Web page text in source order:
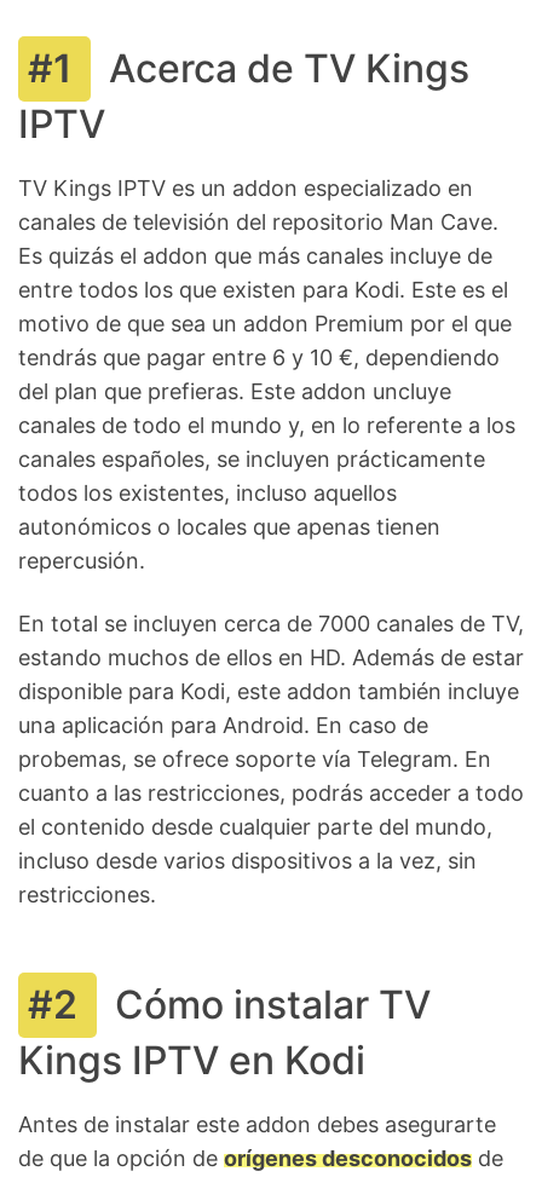
Acerca de TV Kings
IPTV
TV Kings IPTV es un addon especializado en
canales de televisión del repositorio Man Cave.
Es quizás el addon que más canales incluye de
entre todos los que existen para Kodi. Este es el
motivo de que sea un addon Premium por el que
tendrás que pagar entre 6 y 10 €, dependiendo
del plan que prefieras. Este addon uncluye
canales de todo el mundo y, en lo referente a los
canales españoles, se incluyen prácticamente
todos los existentes, incluso aquellos
autonómicos o locales que apenas tienen
repercusión.
En total se incluyen cerca de 7000 canales de TV,
estando muchos de ellos en HD. Además de estar
disponible para Kodi, este addon también incluye
una aplicación para Android. En caso de
probemas, se ofrece soporte vía Telegram. En
cuanto a las restricciones, podrás acceder a todo
el contenido desde cualquier parte del mundo,
incluso desde varios dispositivos a la vez, sin
restricciones.
Cómo instalar TV
Kings IPTV en Kodi
Antes de instalar este addon debes asegurarte
de que la opción de orígenes desconocidos de